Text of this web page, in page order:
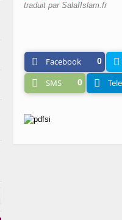
traduit par SalafIslam.fr
Facebook 0
SMS 0